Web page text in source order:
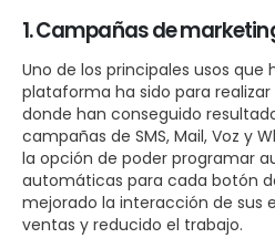
1. Campañas de
Uno de los principales usos que
plataforma ha sido para
donde han conseguido
campañas de SMS, Mail, Voz y
la opción de poder programar
automáticas para cada botón
mejorado la interacción de sus
ventas y reducido el trabajo.